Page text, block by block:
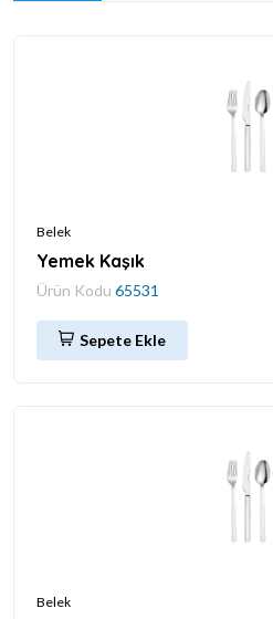
Belek
Yemek Kaşık
Ürün Kodu 65531
Sepete Ekle
Belek